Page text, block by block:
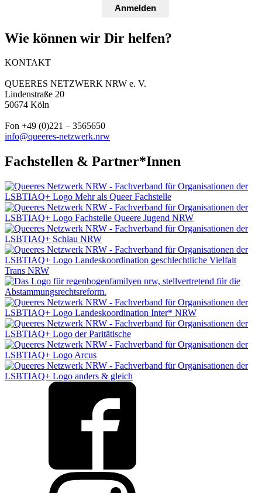
Anmelden
Wie können wir Dir helfen?
KONTAKT
QUEERES NETZWERK NRW e. V.
Lindenstraße 20
50674 Köln
Fon +49 (0)221 – 3565650
info@queeres-netzwerk.nrw
Fachstellen & Partner*Innen